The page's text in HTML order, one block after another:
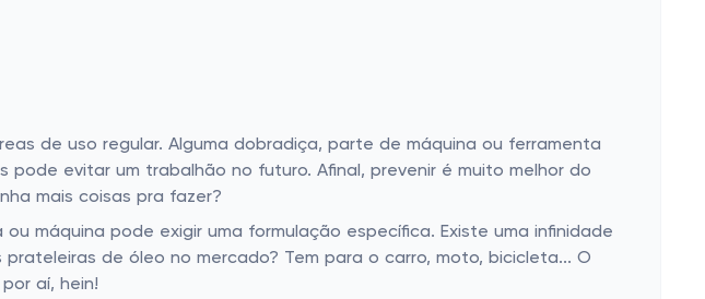
de uso regular. Alguma dobradiça, parte de máquina ou ferramenta
evitar um trabalhão no futuro. Afinal, prevenir é muito melhor do
mais coisas pra fazer?
máquina pode exigir uma formulação específica. Existe uma infinidade
de óleo no mercado? Tem para o carro, moto, bicicleta... O
aí, hein!